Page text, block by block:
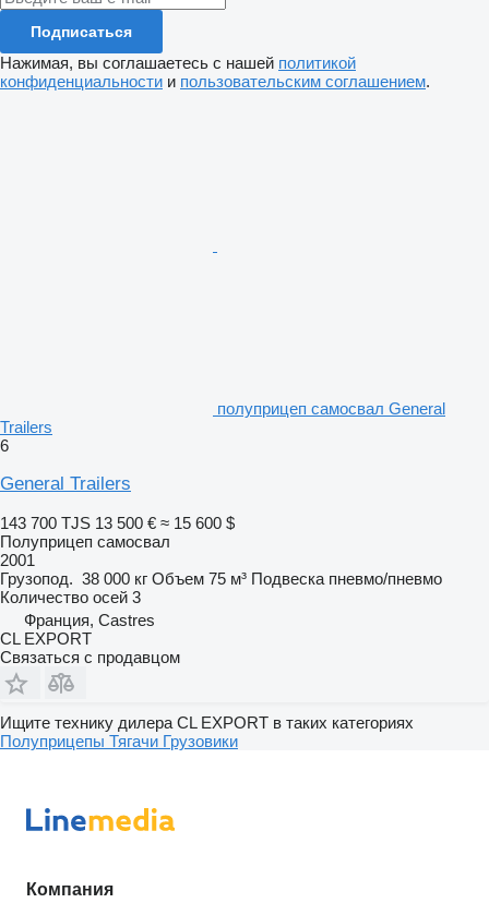
Подписаться
Нажимая, вы соглашаетесь с нашей политикой
конфиденциальности и пользовательским соглашением.
полуприцеп самосвал General
Trailers
6
General Trailers
143 700 TJS 13 500 € ≈ 15 600 $
Полуприцеп самосвал
2001
Грузопод. 38 000 кг Объем 75 м³ Подвеска пневмо/пневмо
Количество осей 3
Франция, Castres
CL EXPORT
Связаться с продавцом
Ищите технику дилера CL EXPORT в таких категориях
Полуприцепы Тягачи Грузовики
Компания